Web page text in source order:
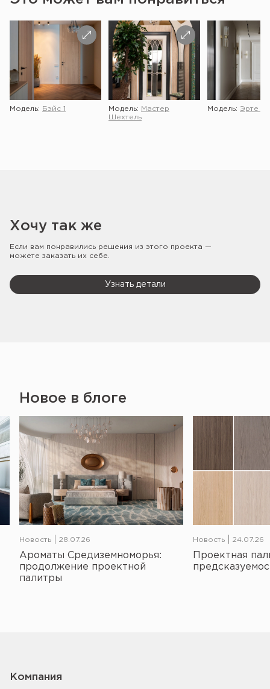
Модель: Бэйс 1 Модель:
Мастер
Шехтель
Модель: Эрте 2
Хочу так же
Если вам понравились решения из этого проекта —
можете заказать их себе.
Узнать детали
Новое в блоге
Новость 28.07.26
Ароматы Средиземноморья:
продолжение проектной
палитры
Новость 24.07.26
Проектная
Компания